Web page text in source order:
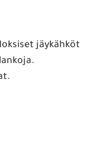
jäykähköt